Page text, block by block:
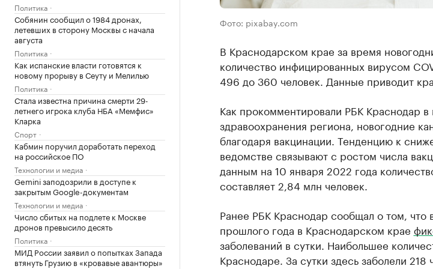
Политика
Собянин сообщил о 1984 дронах,
летевших в сторону Москвы с начала
августа
Политика
Как испанские власти готовятся к
новому прорыву в Сеуту и Мелилью
Политика
Стала известна причина смерти 29-
летнего игрока клуба НБА «Мемфис»
Кларка
Спорт
Кабмин поручил доработать переход
на российское ПО
Технологии и медиа
Gemini заподозрили в доступе к
закрытым Google-документам
Технологии и медиа
Число сбитых на подлете к Москве
дронов превысило десять
Политика
МИД России заявил о попытках Запада
втянуть Грузию в «кровавые авантюры»
Фото: pixabay.com
В Краснодарском крае за время
количество инфицированных вирусом
496 до 360 человек. Данные приводит
Как прокомментировали РБК Краснодар в
здравоохранения региона, новогодние
благодаря вакцинации. Тенденцию к
ведомстве связывают с ростом числа
данным на 10 января 2022 года
составляет 2,84 млн человек.
Ранее РБК Краснодар сообщал о том, что
прошлого года в Краснодарском крае
заболеваний в сутки. Наибольшее
Краснодаре. За сутки здесь заболели 218